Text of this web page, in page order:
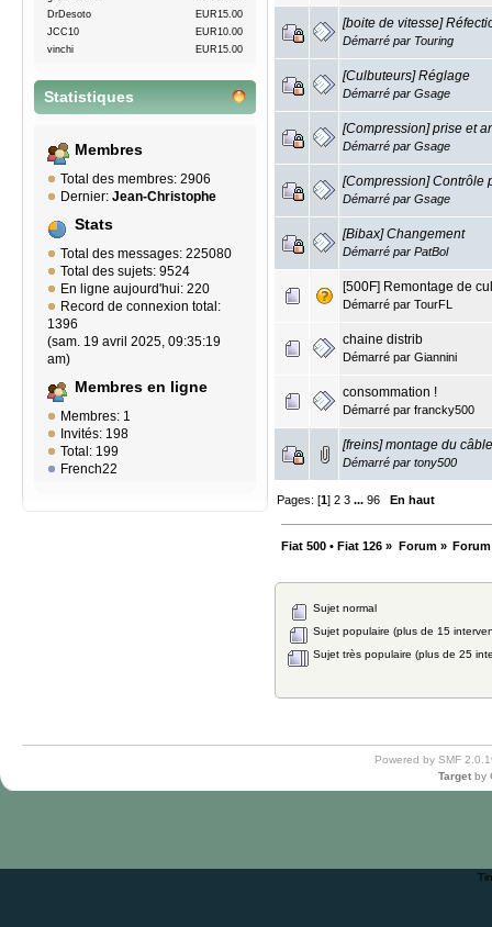
DrDesoto
EUR15.00
JCC10
EUR10.00
vinchi
EUR15.00
Statistiques
Membres
Total des membres: 2906
Dernier: Jean-Christophe
Stats
Total des messages: 225080
Total des sujets: 9524
En ligne aujourd'hui: 220
Record de connexion total:
1396
(sam. 19 avril 2025, 09:35:19
am)
Membres en ligne
Membres: 1
Invités: 198
Total: 199
French22
[boite de vitesse]
Démarré par Touring
[Culbuteurs] Réglage
Démarré par Gsage
[Compression] prise et
Démarré par Gsage
[Compression] Contrôle
Démarré par Gsage
[Bibax] Changement
Démarré par PatBol
[500F] Remontage de
Démarré par TourFL
chaine distrib
Démarré par Giannini
consommation !
Démarré par francky500
[freins] montage du
Démarré par tony500
Pages: [1]2 3 ...96 En haut
Fiat 500 • Fiat 126 » Forum»
Sujet normal
Sujet populaire (plus de 15
Sujet très populaire (plus de 25
Powered by SMF
Target by